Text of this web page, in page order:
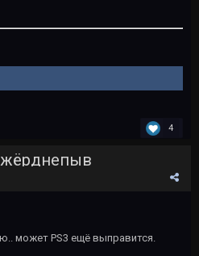
4
жёрднепыв
может PS3 ещё выправится.